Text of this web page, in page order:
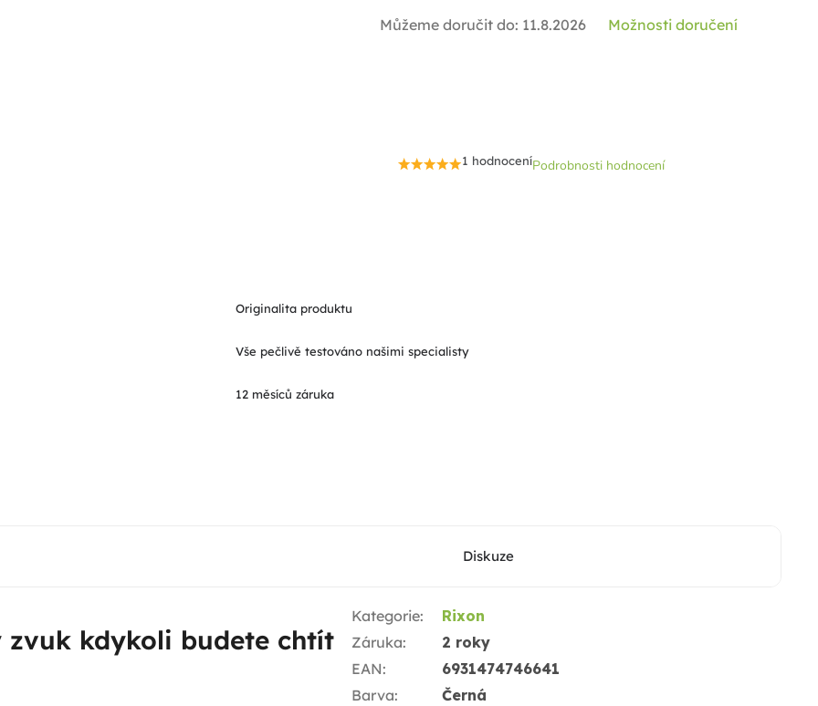
Průměrné
1 hodnoceníPodrobnosti hodnocení
Můžeme doručit do: 11.8.2026 Možnosti doručení
Originalita produktu
Vše pečlivě testováno našimi specialisty
12 měsíců záruka
Diskuze
zvuk kdykoli budete chtít
Kategorie:
Rixon
Záruka:
2 roky
EAN:
6931474746641
Barva: Černá